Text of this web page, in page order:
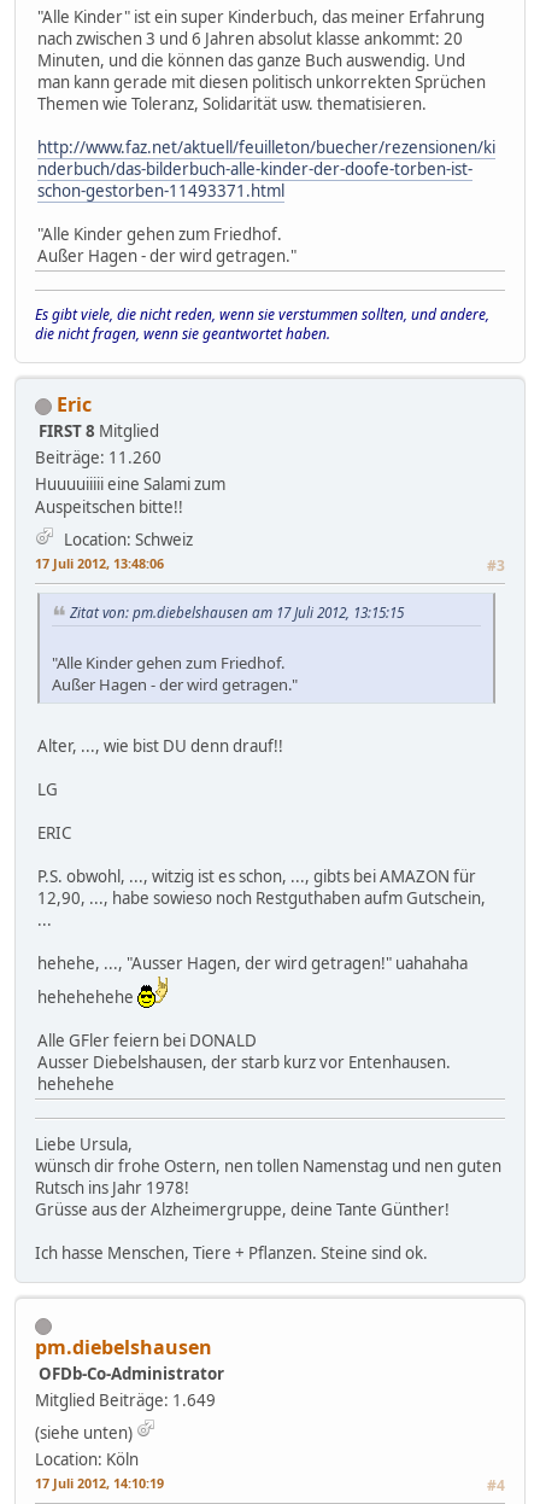
"Alle Kinder" ist ein super Kinderbuch, das meiner Erfahrung
nach zwischen 3 und 6 Jahren absolut klasse ankommt: 20
Minuten, und die können das ganze Buch auswendig. Und
man kann gerade mit diesen politisch unkorrekten Sprüchen
Themen wie Toleranz, Solidarität usw. thematisieren.
http://www.faz.net/aktuell/feuilleton/buecher/rezensionen/ki
nderbuch/das-bilderbuch-alle-kinder-der-doofe-torben-ist-
schon-gestorben-11493371.html
"Alle Kinder gehen zum Friedhof.
Außer Hagen - der wird getragen."
Es gibt viele, die nicht reden, wenn sie verstummen sollten, und andere,
die nicht fragen, wenn sie geantwortet haben.
Eric
FIRST 8 Mitglied
Beiträge: 11.260
Huuuuiiiii eine Salami zum
Auspeitschen bitte!!
Location: Schweiz
17 Juli 2012, 13:48:06 #3
Zitat von: pm.diebelshausen am 17 Juli 2012, 13:15:15
"Alle Kinder gehen zum Friedhof.
Außer Hagen - der wird getragen."
Alter, ..., wie bist DU denn drauf!!
LG
ERIC
P.S. obwohl, ..., witzig ist es schon, ..., gibts bei AMAZON für
12,90, ..., habe sowieso noch Restguthaben aufm Gutschein,
...
hehehe, ..., "Ausser Hagen, der wird getragen!" uahahaha
hehehehehe
Alle GFler feiern bei DONALD
Ausser Diebelshausen, der starb kurz vor Entenhausen.
hehehehe
Liebe Ursula,
wünsch dir frohe Ostern, nen tollen Namenstag und nen guten
Rutsch ins Jahr 1978!
Grüsse aus der Alzheimergruppe, deine Tante Günther!
Ich hasse Menschen, Tiere + Pflanzen. Steine sind ok.
pm.diebelshausen
OFDb-Co-Administrator
Mitglied Beiträge: 1.649
(siehe unten)
Location: Köln
17 Juli 2012, 14:10:19 #4